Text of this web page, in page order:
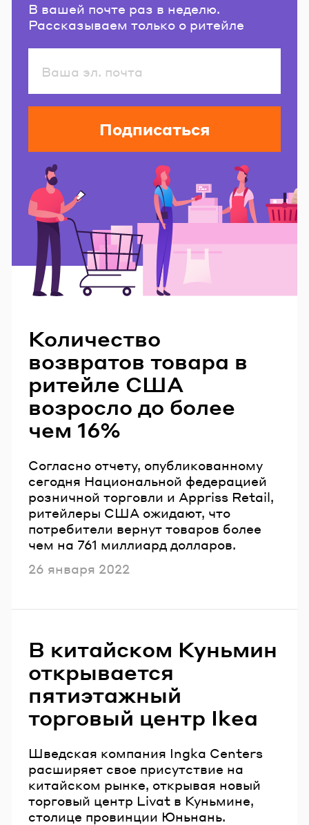
В вашей почте раз в неделю.
Рассказываем только о ритейле
Подписаться
Количество
возвратов товара в
ритейле США
возросло до более
чем 16%
Согласно отчету, опубликованному
сегодня Национальной федерацией
розничной торговли и Appriss Retail,
ритейлеры США ожидают, что
потребители вернут товаров более
чем на 761 миллиард долларов.
Опубликовано
26 января 2022
В китайском Куньмин
открывается
пятиэтажный
торговый центр Ikea
Шведская компания Ingka Centers
расширяет свое присутствие на
китайском рынке, открывая новый
торговый центр Livat в Куньмине,
столице провинции Юньнань.